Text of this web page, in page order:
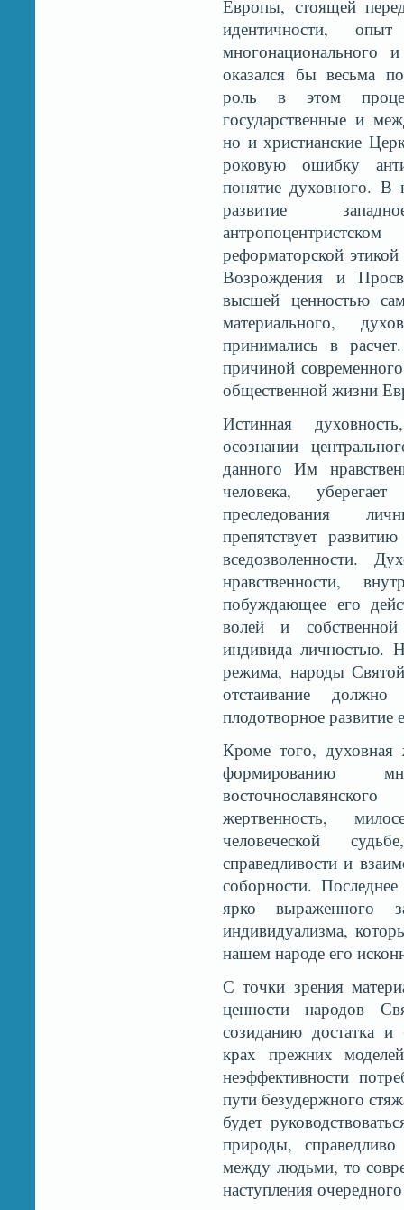
Европы, стоящей
идентичности,
многонационального
оказался бы весьма
роль в этом
государственные и
но и христианские
роковую ошибку
понятие духовного. В
развитие
реформаторской
Возрождения и
высшей ценностью
материального,
принимались в
причиной
общественной жизни
Истинная
осознании
данного Им
человека,
преследования
препятствует
вседозволенности.
нравственности,
побуждающее его
волей и собственной
индивида личностью.
режима, народы
отстаивание
плодотворное развитие
Кроме того, духовная
формированию
жертвенность,
человеческой
справедливости и
соборности.
ярко выраженного
индивидуализма,
нашем народе его
С точки зрения
ценности народов
созиданию достатка
крах прежних моделей
неэффективности
пути безудержного
будет
природы, справедливо
между людьми, то
наступления